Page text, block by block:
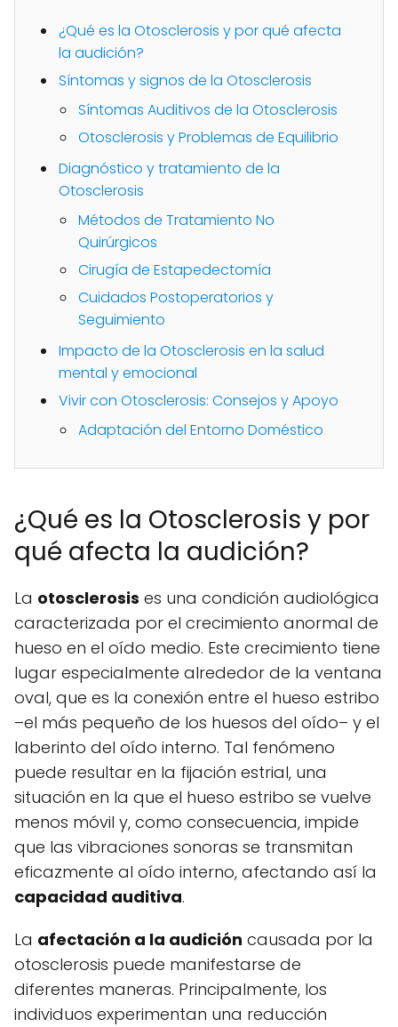
¿Qué es la Otosclerosis y por qué afecta
la audición?
Síntomas y signos de la Otosclerosis
Síntomas Auditivos de la Otosclerosis
Otosclerosis y Problemas de Equilibrio
Diagnóstico y tratamiento de la
Otosclerosis
Métodos de Tratamiento No
Quirúrgicos
Cirugía de Estapedectomía
Cuidados Postoperatorios y
Seguimiento
Impacto de la Otosclerosis en la salud
mental y emocional
Vivir con Otosclerosis: Consejos y Apoyo
Adaptación del Entorno Doméstico
¿Qué es la Otosclerosis y por
qué afecta la audición?
La otosclerosis es una condición audiológica
caracterizada por el crecimiento anormal de
hueso en el oído medio. Este crecimiento tiene
lugar especialmente alrededor de la ventana
oval, que es la conexión entre el hueso estribo
–el más pequeño de los huesos del oído– y el
laberinto del oído interno. Tal fenómeno
puede resultar en la fijación estrial, una
situación en la que el hueso estribo se vuelve
menos móvil y, como consecuencia, impide
que las vibraciones sonoras se transmitan
eficazmente al oído interno, afectando así la
capacidad auditiva.
La afectación a la audición causada por la
otosclerosis puede manifestarse de
diferentes maneras. Principalmente, los
individuos experimentan una reducción